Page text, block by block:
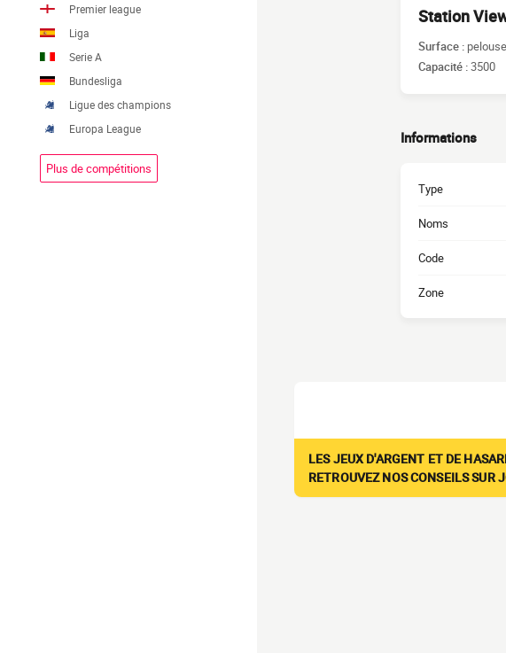
Premier league
Liga
Serie A
Bundesliga
Ligue des champions
Europa League
Plus de compétitions
Station
Surface :
Capacité :3500
Informations
Type
Noms
Code
Zone
LES JEUX D'ARGENT ET DE
RETROUVEZ NOS CONSEILS